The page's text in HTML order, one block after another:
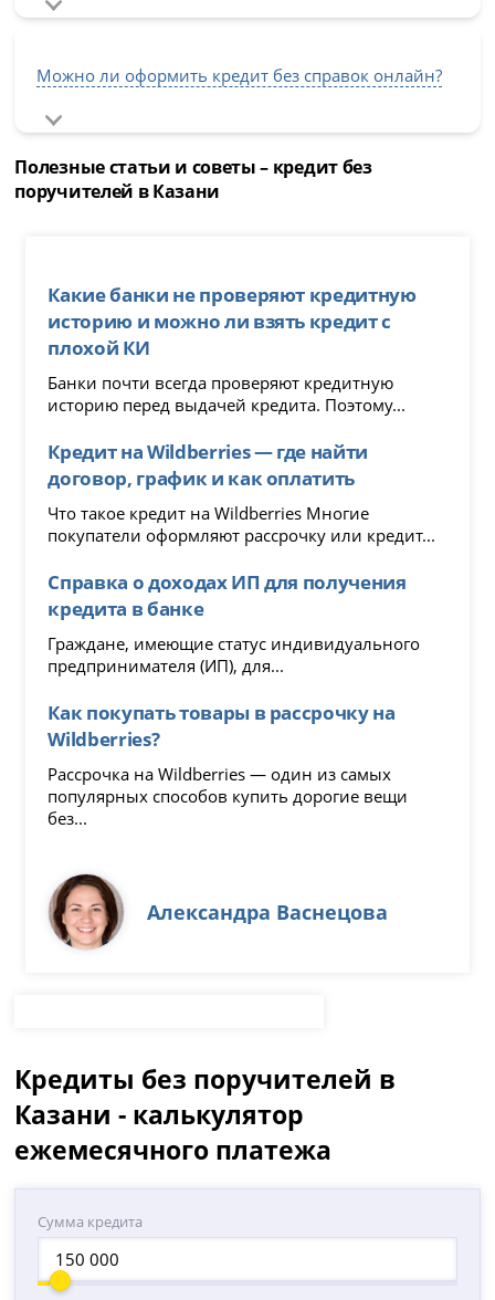
Можно ли оформить кредит без справок онлайн?
Полезные статьи и советы – кредит без
поручителей в Казани
Какие банки не проверяют кредитную
историю и можно ли взять кредит с
плохой КИ
Банки почти всегда проверяют кредитную
историю перед выдачей кредита. Поэтому...
Кредит на Wildberries — где найти
договор, график и как оплатить
Что такое кредит на Wildberries Многие
покупатели оформляют рассрочку или кредит...
Справка о доходах ИП для получения
кредита в банке
Граждане, имеющие статус индивидуального
предпринимателя (ИП), для...
Как покупать товары в рассрочку на
Wildberries?
Рассрочка на Wildberries — один из самых
популярных способов купить дорогие вещи
без...
Александра Васнецова
Кредиты без поручителей в
Казани - калькулятор
ежемесячного платежа
Сумма кредита